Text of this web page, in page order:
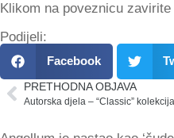
Klikom na poveznicu
Podijeli:
Facebook
PRETHODNA OBJAVA
Autorska djela – “Classic”